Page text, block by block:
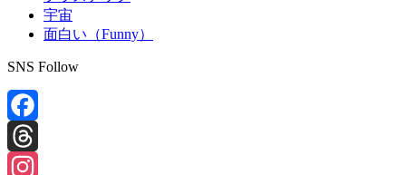
宇宙
面白い（Funny）
SNS Follow
Facebook
Threads